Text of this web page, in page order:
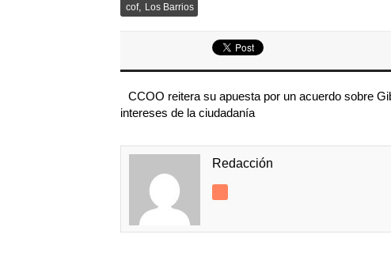
cof, Los Barrios
CCOO reitera su apuesta por un acuerdo sobre
intereses de la ciudadanía
Redacción